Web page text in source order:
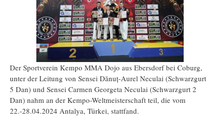
Der Sportverein Kempo MMA Dojo aus Ebersdorf bei Coburg,
unter der Leitung von Sensei Dănuț-Aurel Neculai (Schwarzgurt
5 Dan) und Sensei Carmen Georgeta Neculai (Schwarzgurt 2
Dan) nahm an der Kempo-Weltmeisterschaft teil, die vom
22.-28.04.2024 Antalya, Türkei, stattfand.